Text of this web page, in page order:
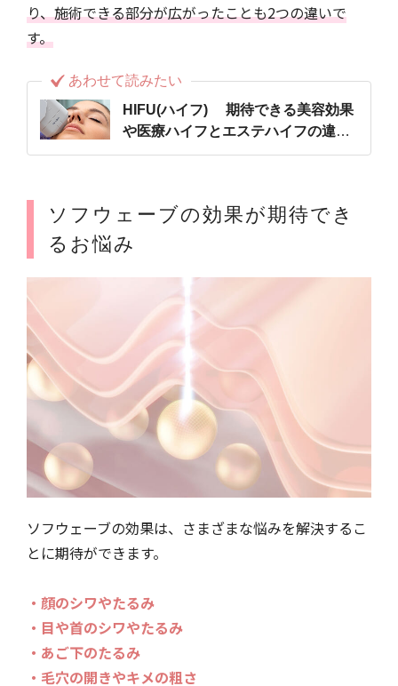
り、施術できる部分が広がったことも2つの違いで
す。
あわせて読みたい
HIFU(ハイフ) 期待できる美容効果
や医療ハイフとエステハイフの違い
についても解説
ソフウェーブの効果が期待でき
るお悩み
ソフウェーブの効果は、さまざまな悩みを解決するこ
とに期待ができます。
・顔のシワやたるみ
・目や首のシワやたるみ
・あご下のたるみ
・毛穴の開きやキメの粗さ